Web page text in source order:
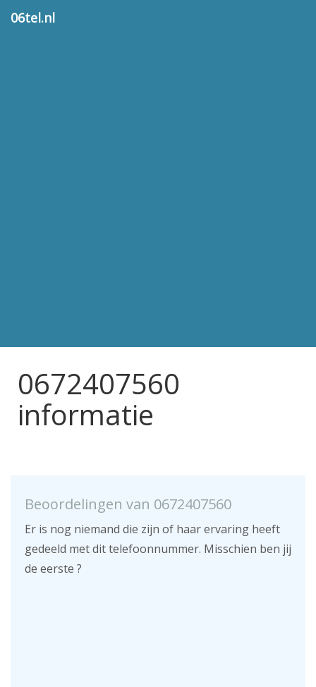
06tel.nl
0672407560
informatie
Beoordelingen van 0672407560
Er is nog niemand die zijn of haar ervaring heeft
gedeeld met dit telefoonnummer. Misschien ben jij
de eerste ?